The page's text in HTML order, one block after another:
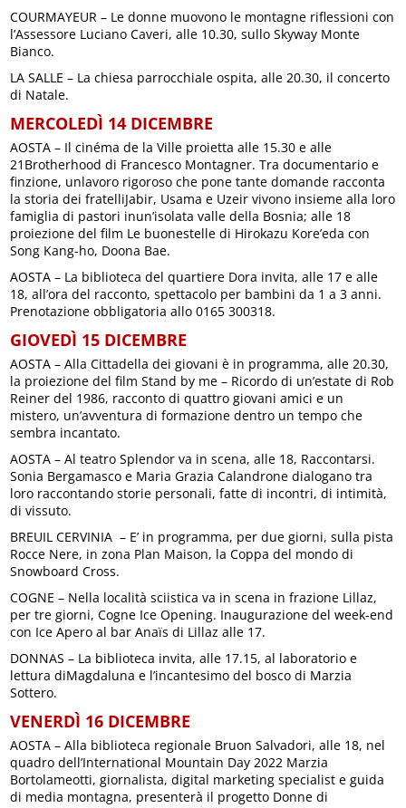
COURMAYEUR – Le donne muovono le montagne riflessioni con
l’Assessore Luciano Caveri, alle 10.30, sullo Skyway Monte
Bianco.
LA SALLE – La chiesa parrocchiale ospita, alle 20.30, il concerto
di Natale.
MERCOLEDÌ 14 DICEMBRE
AOSTA – Il cinéma de la Ville proietta alle 15.30 e alle
21Brotherhood di Francesco Montagner. Tra documentario e
finzione, unlavoro rigoroso che pone tante domande racconta
la storia dei fratelliJabir, Usama e Uzeir vivono insieme alla loro
famiglia di pastori inun’isolata valle della Bosnia; alle 18
proiezione del film Le buonestelle di Hirokazu Kore’eda con
Song Kang-ho, Doona Bae.
AOSTA – La biblioteca del quartiere Dora invita, alle 17 e alle
18, all’ora del racconto, spettacolo per bambini da 1 a 3 anni.
Prenotazione obbligatoria allo 0165 300318.
GIOVEDÌ 15 DICEMBRE
AOSTA – Alla Cittadella dei giovani è in programma, alle 20.30,
la proiezione del film Stand by me – Ricordo di un’estate di Rob
Reiner del 1986, racconto di quattro giovani amici e un
mistero, un’avventura di formazione dentro un tempo che
sembra incantato.
AOSTA – Al teatro Splendor va in scena, alle 18, Raccontarsi.
Sonia Bergamasco e Maria Grazia Calandrone dialogano tra
loro raccontando storie personali, fatte di incontri, di intimità,
di vissuto.
BREUIL CERVINIA – E’ in programma, per due giorni, sulla pista
Rocce Nere, in zona Plan Maison, la Coppa del mondo di
Snowboard Cross.
COGNE – Nella località sciistica va in scena in frazione Lillaz,
per tre giorni, Cogne Ice Opening. Inaugurazione del week-end
con Ice Apero al bar Anaïs di Lillaz alle 17.
DONNAS – La biblioteca invita, alle 17.15, al laboratorio e
lettura diMagdaluna e l’incantesimo del bosco di Marzia
Sottero.
VENERDÌ 16 DICEMBRE
AOSTA – Alla biblioteca regionale Bruon Salvadori, alle 18, nel
quadro dell’International Mountain Day 2022 Marzia
Bortolameotti, giornalista, digital marketing specialist e guida
di media montagna, presenterà il progetto Donne di